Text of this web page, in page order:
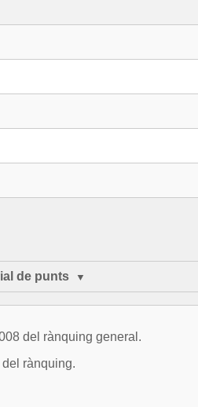
de punts
del rànquing general.
rànquing.